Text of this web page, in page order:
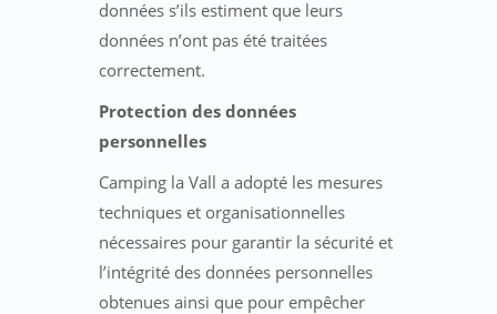
données s’ils estiment que leurs
données n’ont pas été traitées
correctement.
Protection des données
personnelles
Camping la Vall a adopté les mesures
techniques et organisationnelles
nécessaires pour garantir la sécurité et
l’intégrité des données personnelles
obtenues ainsi que pour empêcher